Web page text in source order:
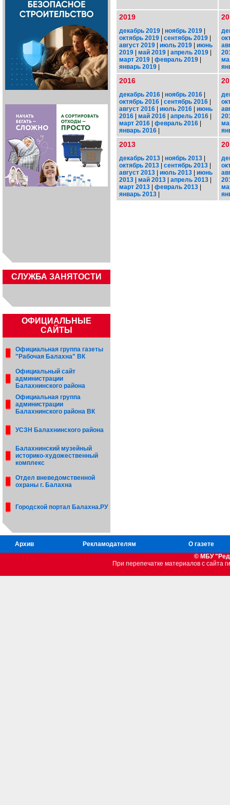
CЛУЖБА ЗАНЯТОСТИ
ОФИЦИАЛЬНЫЕ
САЙТЫ
Официальная группа газеты
"Рабочая Балахна" ВК
Официальный сайт
администрации
Балахнинского района
Официальная группа
администрации
Балахнинского района ВК
УСЗН Балахнинского района
Балахнинский музейный
историко-художественный
комплекс
Отдел вневедомственной
охраны г. Балахна
Городской портал Балахна.РУ
2019
декабрь 2019 | ноябрь 2019 |
октябрь 2019 | сентябрь 2019 |
август 2019 | июль 2019 | июнь
2019 | май 2019 | апрель 2019 |
март 2019 | февраль 2019 |
январь 2019 |
2016
декабрь 2016 | ноябрь 2016 |
октябрь 2016 | сентябрь 2016 |
август 2016 | июль 2016 | июнь
2016 | май 2016 | апрель 2016 |
март 2016 | февраль 2016 |
январь 2016 |
2013
декабрь 2013 | ноябрь 2013 |
октябрь 2013 | сентябрь 2013 |
август 2013 | июль 2013 | июнь
2013 | май 2013 | апрель 2013 |
март 2013 | февраль 2013 |
январь 2013 |
Архив Рекламодателям
О газете
© МБУ
При перепечатке материалов c сайта